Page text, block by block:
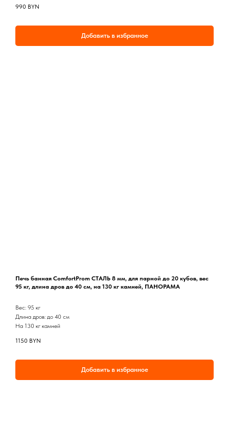
990 BYN
Добавить в избранное
Печь банная ComfortProm СТАЛЬ 8 мм, для парной до 20 кубов, вес
95 кг, длина дров до 40 см, на 130 кг камней, ПАНОРАМА
Вес: 95 кг
Длина дров: до 40 см
На 130 кг камней
1150 BYN
Добавить в избранное